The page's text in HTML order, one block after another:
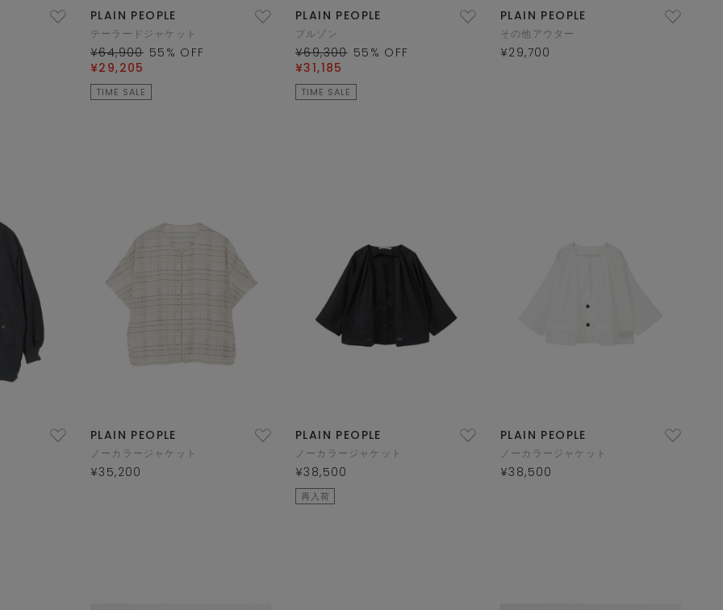
PLAIN PEOPLE
テーラードジャケット
¥64,900 55 % OFF
¥29,205
TIME SALE
PLAIN PEOPLE
ブルゾン
¥69,300 55 % OFF
¥31,185
TIME SALE
PLAIN PEOPLE
その他アウター
¥29,700
PLAIN PEOPLE
ノーカラージャケット
¥35,200
PLAIN PEOPLE
ノーカラージャケット
¥38,500
再入荷
PLAIN PEOPLE
ノーカラージャケット
¥38,500